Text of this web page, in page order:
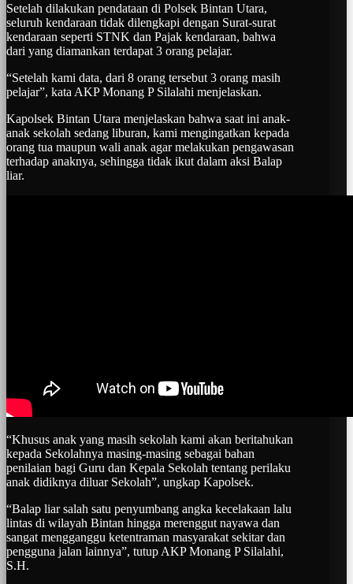
Setelah dilakukan pendataan di Polsek Bintan Utara,
seluruh kendaraan tidak dilengkapi dengan Surat-surat
kendaraan seperti STNK dan Pajak kendaraan, bahwa
dari yang diamankan terdapat 3 orang pelajar.
“Setelah kami data, dari 8 orang tersebut 3 orang masih
pelajar”, kata AKP Monang P Silalahi menjelaskan.
Kapolsek Bintan Utara menjelaskan bahwa saat ini anak-
anak sekolah sedang liburan, kami mengingatkan kepada
orang tua maupun wali anak agar melakukan pengawasan
terhadap anaknya, sehingga tidak ikut dalam aksi Balap
liar.
“Khusus anak yang masih sekolah kami akan beritahukan
kepada Sekolahnya masing-masing sebagai bahan
penilaian bagi Guru dan Kepala Sekolah tentang perilaku
anak didiknya diluar Sekolah”, ungkap Kapolsek.
“Balap liar salah satu penyumbang angka kecelakaan lalu
lintas di wilayah Bintan hingga merenggut nayawa dan
sangat mengganggu ketentraman masyarakat sekitar dan
pengguna jalan lainnya”, tutup AKP Monang P Silalahi,
S.H.